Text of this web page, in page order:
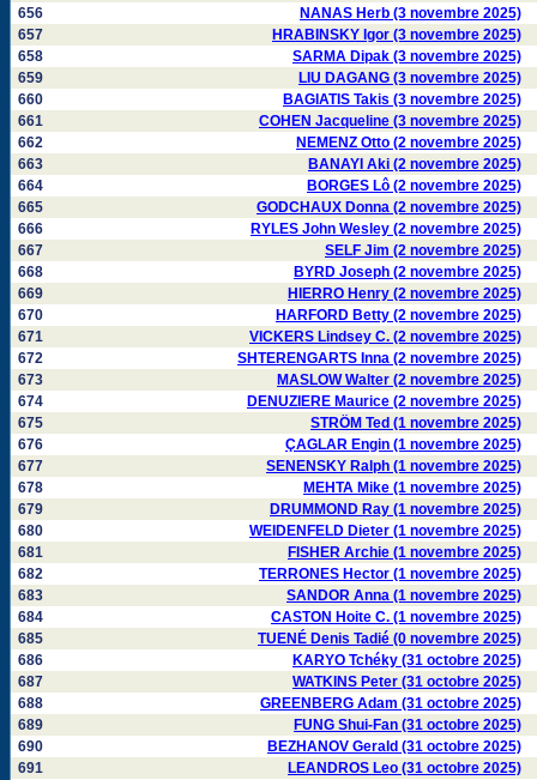
656
NANAS Herb (3 novembre 2025)
657
HRABINSKY Igor (3 novembre 2025)
658
SARMA Dipak (3 novembre 2025)
659
LIU DAGANG (3 novembre 2025)
660
BAGIATIS Takis (3 novembre 2025)
661
COHEN Jacqueline (3 novembre 2025)
662
NEMENZ Otto (2 novembre 2025)
663
BANAYI Aki (2 novembre 2025)
664
BORGES Lô (2 novembre 2025)
665
GODCHAUX Donna (2 novembre 2025)
666
RYLES John Wesley (2 novembre 2025)
667
SELF Jim (2 novembre 2025)
668
BYRD Joseph (2 novembre 2025)
669
HIERRO Henry (2 novembre 2025)
670
HARFORD Betty (2 novembre 2025)
671
VICKERS Lindsey C. (2 novembre 2025)
672
SHTERENGARTS Inna (2 novembre 2025)
673
MASLOW Walter (2 novembre 2025)
674
DENUZIERE Maurice (2 novembre 2025)
675
STRÖM Ted (1 novembre 2025)
676
ÇAGLAR Engin (1 novembre 2025)
677
SENENSKY Ralph (1 novembre 2025)
678
MEHTA Mike (1 novembre 2025)
679
DRUMMOND Ray (1 novembre 2025)
680
WEIDENFELD Dieter (1 novembre 2025)
681
FISHER Archie (1 novembre 2025)
682
TERRONES Hector (1 novembre 2025)
683
SANDOR Anna (1 novembre 2025)
684
CASTON Hoite C. (1 novembre 2025)
685
TUENÉ Denis Tadié (0 novembre 2025)
686
KARYO Tchéky (31 octobre 2025)
687
WATKINS Peter (31 octobre 2025)
688
GREENBERG Adam (31 octobre 2025)
689
FUNG Shui-Fan (31 octobre 2025)
690
BEZHANOV Gerald (31 octobre 2025)
691
LEANDROS Leo (31 octobre 2025)